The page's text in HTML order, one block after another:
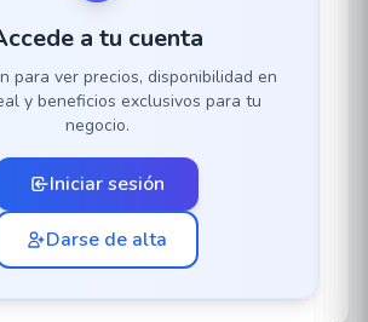
a tu cuenta
para ver precios, disponibilidad en
y beneficios exclusivos para tu
negocio.
Iniciar sesión
Darse de alta